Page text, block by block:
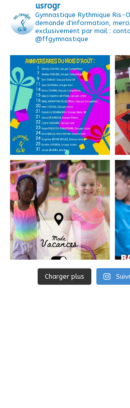
usrogr
Gymnastique Rythmique Ris-
demande d'information,
exclusivement par mail :
@ffgymnastique
Charger plus